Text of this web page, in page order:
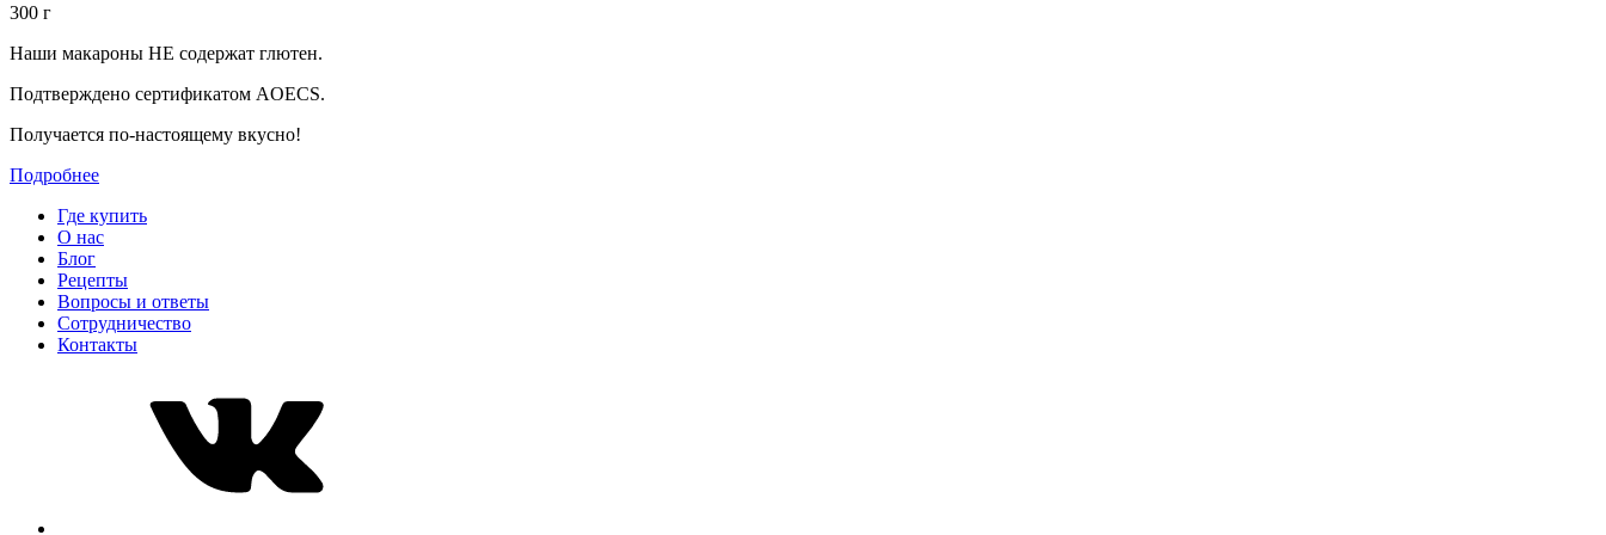
300 г
Наши макароны НЕ содержат глютен.
Подтверждено сертификатом AOECS.
Получается по-настоящему вкусно!
Подробнее
Где купить
О нас
Блог
Рецепты
Вопросы и ответы
Сотрудничество
Контакты